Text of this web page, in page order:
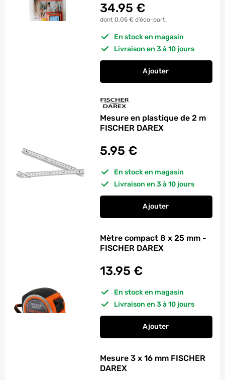
34.95 €
dont 0.05 € d’éco-part.
En stock en magasin
Livraison en 3 à 10 jours
Ajouter
Mesure en plastique de 2 m
FISCHER DAREX
5.95 €
En stock en magasin
Livraison en 3 à 10 jours
Ajouter
Mètre compact 8 x 25 mm -
FISCHER DAREX
13.95 €
En stock en magasin
Livraison en 3 à 10 jours
Ajouter
Mesure 3 x 16 mm FISCHER
DAREX